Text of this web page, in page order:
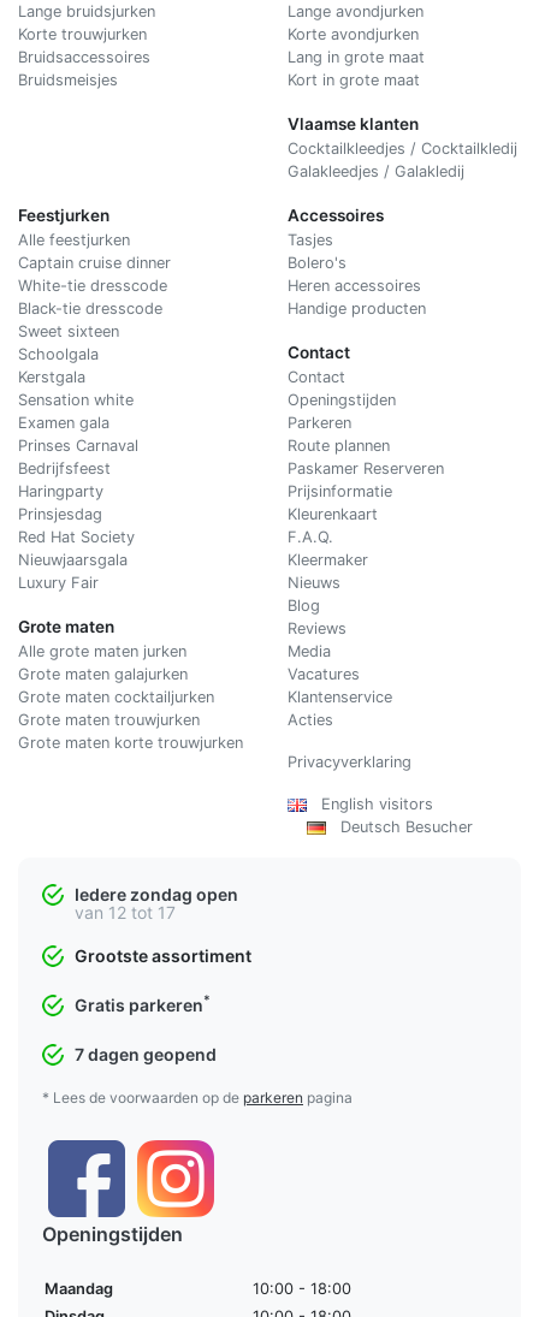
Lange bruidsjurken
Korte trouwjurken
Bruidsaccessoires
Bruidsmeisjes
Lange avondjurken
Korte avondjurken
Lang in grote maat
Kort in grote maat
Vlaamse klanten
Cocktailkleedjes / Cocktailkledij
Galakleedjes / Galakledij
Feestjurken
Alle feestjurken
Captain cruise dinner
White-tie dresscode
Black-tie dresscode
Sweet sixteen
Schoolgala
Kerstgala
Sensation white
Examen gala
Prinses Carnaval
Bedrijfsfeest
Haringparty
Prinsjesdag
Red Hat Society
Nieuwjaarsgala
Luxury Fair
Grote maten
Alle grote maten jurken
Grote maten galajurken
Grote maten cocktailjurken
Grote maten trouwjurken
Grote maten korte trouwjurken
Accessoires
Tasjes
Bolero's
Heren accessoires
Handige producten
Contact
Contact
Openingstijden
Parkeren
Route plannen
Paskamer Reserveren
Prijsinformatie
Kleurenkaart
F.A.Q.
Kleermaker
Nieuws
Blog
Reviews
Media
Vacatures
Klantenservice
Acties
Privacyverklaring
English visitors
Deutsch Besucher
Iedere zondag open
van 12 tot 17
Grootste assortiment
Gratis parkeren*
7 dagen geopend
* Lees de voorwaarden op de parkeren pagina
Openingstijden
Maandag
10:00 - 18:00